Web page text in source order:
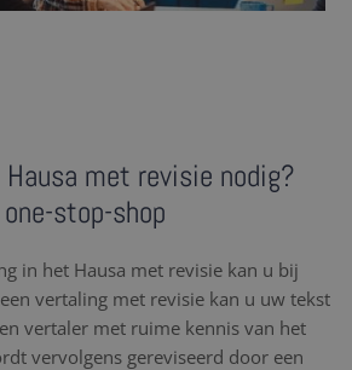
met revisie nodig?
stop-shop
in het Hausa met revisie kan u bij
vertaling met revisie kan u uw tekst
vertaler met ruime kennis van het
vervolgens gereviseerd door een